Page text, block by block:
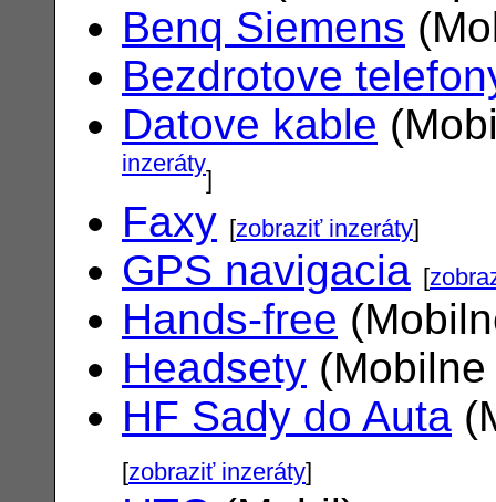
Benq Siemens
Bezdrotove
Datove kable
inzeráty]
Faxy [zobraziť inzeráty]
GPS navigacia [
Hands-free
Headsety
HF Sady do Auta
[zobraziť inzeráty]